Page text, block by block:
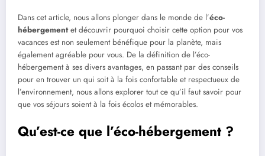
Dans cet article, nous allons plonger dans le monde de l’éco-
hébergementet découvrir pourquoi choisir cette option pour vos
vacances est non seulement bénéfique pour la planète, mais
également agréable pour vous. De la définition de l’éco-
hébergement à ses divers avantages, en passant par des conseils
pour en trouver un qui soit à la fois confortable et respectueux de
l’environnement, nous allons explorer tout ce qu’il faut savoir pour
que vos séjours soient à la fois écolos et mémorables.
Qu’est-ce que l’éco-hébergement ?